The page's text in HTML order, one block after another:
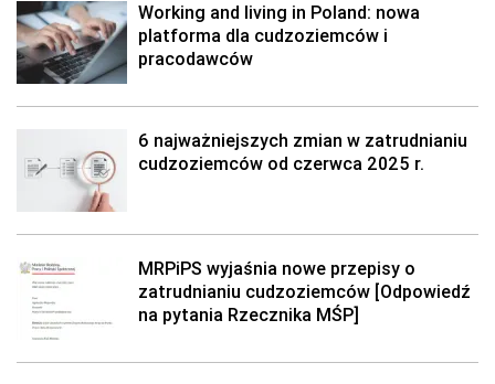
Working and living in Poland: nowa
platforma dla cudzoziemców i
pracodawców
6 najważniejszych zmian w zatrudnianiu
cudzoziemców od czerwca 2025 r.
MRPiPS wyjaśnia nowe przepisy o
zatrudnianiu cudzoziemców [Odpowiedź
na pytania Rzecznika MŚP]